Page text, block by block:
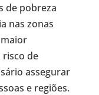
de pobreza
nas zonas
risco de
assegurar
e regiões.